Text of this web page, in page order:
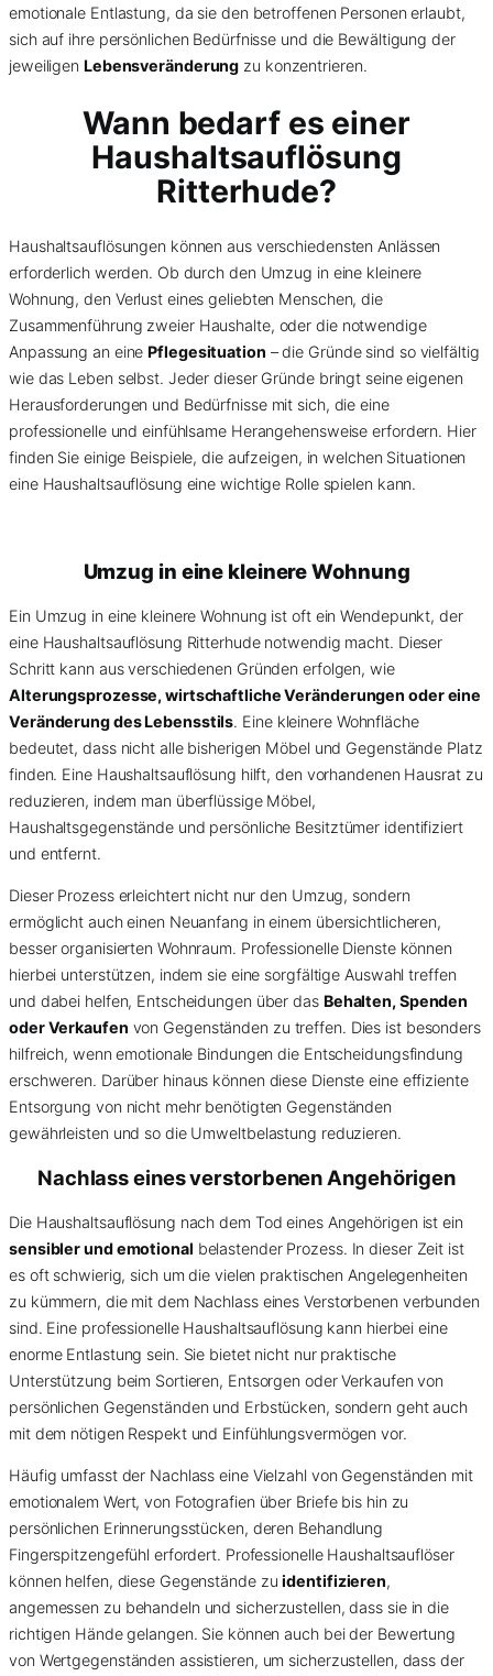
emotionale Entlastung, da sie den betroffenen Personen erlaubt,
sich auf ihre persönlichen Bedürfnisse und die Bewältigung der
jeweiligen Lebensveränderung zu konzentrieren.
Wann bedarf es einer
Haushaltsauflösung
Ritterhude?
Haushaltsauflösungen können aus verschiedensten Anlässen
erforderlich werden. Ob durch den Umzug in eine kleinere
Wohnung, den Verlust eines geliebten Menschen, die
Zusammenführung zweier Haushalte, oder die notwendige
Anpassung an einePflegesituation – die Gründe sind so vielfältig
wie das Leben selbst. Jeder dieser Gründe bringt seine eigenen
Herausforderungen und Bedürfnisse mit sich, die eine
professionelle und einfühlsame Herangehensweise erfordern. Hier
finden Sie einige Beispiele, die aufzeigen, in welchen Situationen
eine Haushaltsauflösung eine wichtige Rolle spielen kann.
Umzug in eine kleinere Wohnung
Ein Umzug in eine kleinere Wohnung ist oft ein Wendepunkt, der
eine Haushaltsauflösung Ritterhude notwendig macht. Dieser
Schritt kann aus verschiedenen Gründen erfolgen, wie
Alterungsprozesse, wirtschaftliche Veränderungen oder eine
Veränderung des Lebensstils. Eine kleinere Wohnfläche
bedeutet, dass nicht alle bisherigen Möbel und Gegenstände Platz
finden. Eine Haushaltsauflösung hilft, den vorhandenen Hausrat zu
reduzieren, indem man überflüssige Möbel,
Haushaltsgegenstände und persönliche Besitztümer identifiziert
und entfernt.
Dieser Prozess erleichtert nicht nur den Umzug, sondern
ermöglicht auch einen Neuanfang in einem übersichtlicheren,
besser organisierten Wohnraum. Professionelle Dienste können
hierbei unterstützen, indem sie eine sorgfältige Auswahl treffen
und dabei helfen, Entscheidungen über das Behalten, Spenden
oder Verkaufen von Gegenständen zu treffen. Dies ist besonders
hilfreich, wenn emotionale Bindungen die Entscheidungsfindung
erschweren. Darüber hinaus können diese Dienste eine effiziente
Entsorgung von nicht mehr benötigten Gegenständen
gewährleisten und so die Umweltbelastung reduzieren.
Nachlass eines verstorbenen Angehörigen
Die Haushaltsauflösung nach dem Tod eines Angehörigen ist ein
sensibler und emotional belastender Prozess. In dieser Zeit ist
es oft schwierig, sich um die vielen praktischen Angelegenheiten
zu kümmern, die mit dem Nachlass eines Verstorbenen verbunden
sind. Eine professionelle Haushaltsauflösung kann hierbei eine
enorme Entlastung sein. Sie bietet nicht nur praktische
Unterstützung beim Sortieren, Entsorgen oder Verkaufen von
persönlichen Gegenständen und Erbstücken, sondern geht auch
mit dem nötigen Respekt und Einfühlungsvermögen vor.
Häufig umfasst der Nachlass eine Vielzahl von Gegenständen mit
emotionalem Wert, von Fotografien über Briefe bis hin zu
persönlichen Erinnerungsstücken, deren Behandlung
Fingerspitzengefühl erfordert. Professionelle Haushaltsauflöser
können helfen, diese Gegenstände zuidentifizieren,
angemessen zu behandeln und sicherzustellen, dass sie in die
richtigen Hände gelangen. Sie können auch bei der Bewertung
von Wertgegenständen assistieren, um sicherzustellen, dass der